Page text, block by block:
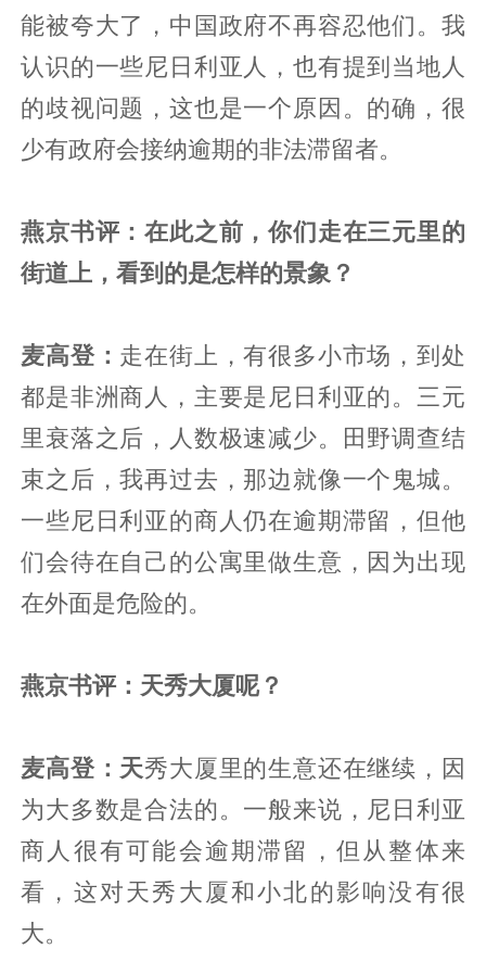
能被夸大了，中国政府不再容忍他们。我
认识的一些尼日利亚人，也有提到当地人
的歧视问题，这也是一个原因。的确，很
少有政府会接纳逾期的非法滞留者。
燕京书评：在此之前，你们走在三元里的
街道上，看到的是怎样的景象？
麦高登： 走在街上，有很多小市场，到处
都是非洲商人，主要是尼日利亚的。三元
里衰落之后，人数极速减少。田野调查结
束之后，我再过去，那边就像一个鬼城。
一些尼日利亚的商人仍在逾期滞留，但他
们会待在自己的公寓里做生意，因为出现
在外面是危险的。
燕京书评：天秀大厦呢？
麦高登：天秀大厦里的生意还在继续，因
为大多数是合法的。一般来说，尼日利亚
商人很有可能会逾期滞留，但从整体来
看，这对天秀大厦和小北的影响没有很
大。